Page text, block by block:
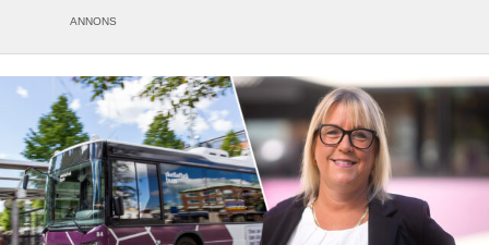
ANNONS